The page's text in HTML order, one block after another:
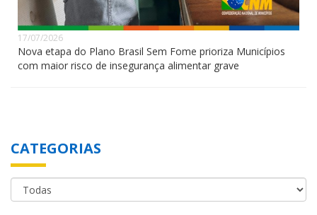
17/07/2026
Nova etapa do Plano Brasil Sem Fome prioriza Municípios
com maior risco de insegurança alimentar grave
CATEGORIAS